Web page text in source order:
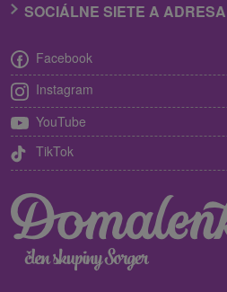
SOCIÁLNE SIETE A ADRESA
Facebook
Instagram
YouTube
TikTok